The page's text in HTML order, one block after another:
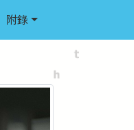
附錄